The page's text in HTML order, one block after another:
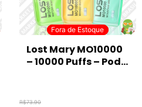
Fora de Estoque
Fora de Estoque
Lost Mary MO10000
– 10000 Puffs – Pod
R$73.90